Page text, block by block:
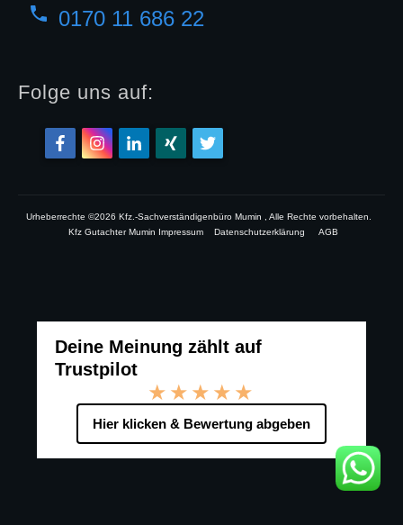
0170 11 686 22
Folge uns auf:
Urheberrechte ©2026 Kfz.-Sachverständigenbüro Mumin , Alle Rechte vorbehalten.
Kfz Gutachter Mumin Impressum
Datenschutzerklärung AGB
Deine Meinung zählt auf
Trustpilot
★★★★★
Hier klicken & Bewertung abgeben